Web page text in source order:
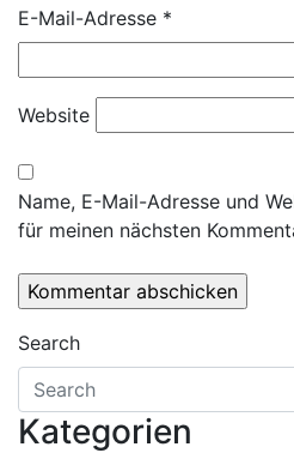
E-Mail-Adresse *
Website
Name, E-Mail-Adresse und
für meinen nächsten
Search
Kategorien